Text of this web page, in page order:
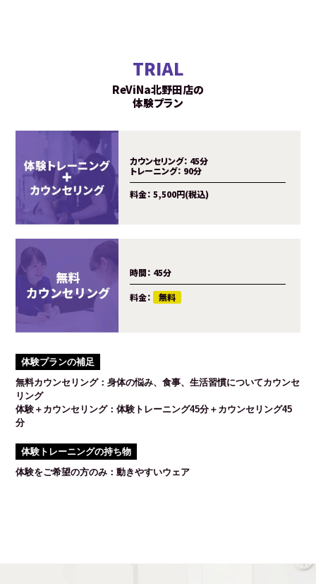
TRIAL
ReViNa北野田店の
体験プラン
カウンセリング： 45分
トレーニング： 90分
料金： 5,500円(税込)
時間： 45分
料金： 無料
体験プランの補足
無料カウンセリング：身体の悩み、食事、生活習慣についてカウンセ
リング
体験＋カウンセリング：体験トレーニング45分＋カウンセリング45
分
体験トレーニングの持ち物
体験をご希望の方のみ：動きやすいウェア